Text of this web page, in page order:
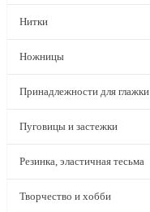
Нитки
Ножницы
Принадлежности для глажки
Пуговицы и застежки
Резинка, эластичная тесьма
Творчество и хобби